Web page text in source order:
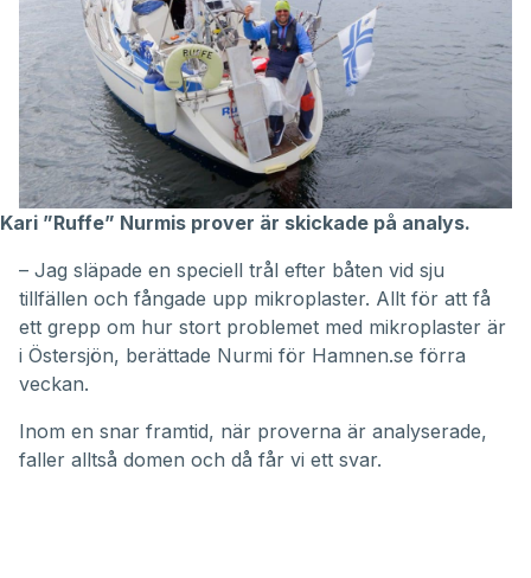
Kari ”Ruffe” Nurmis prover är skickade på analys.
– Jag släpade en speciell trål efter båten vid sju
tillfällen och fångade upp mikroplaster. Allt för att få
ett grepp om hur stort problemet med mikroplaster är
i Östersjön, berättade Nurmi för Hamnen.se förra
veckan.
Inom en snar framtid, när proverna är analyserade,
faller alltså domen och då får vi ett svar.